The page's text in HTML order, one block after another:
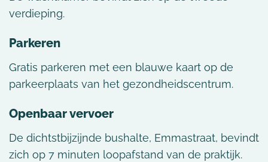
verdieping.
Parkeren
Gratis parkeren met een blauwe kaart op de
parkeerplaats van het gezondheidscentrum.
Openbaar vervoer
De dichtstbijzijnde bushalte, Emmastraat, bevindt
zich op 7 minuten loopafstand van de praktijk.